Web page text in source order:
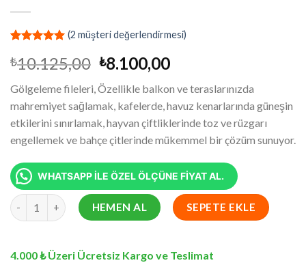
puanına
dayanarak
5 üzerinden
5.00puan
aldı
(2 müşteri değerlendirmesi)
₺10.125,00 Orijinal
fiyat:
₺10.125,00.
₺8.100,00Şu
fiyat:
₺8.100,00.
Gölgeleme fileleri, Özellikle balkon ve teraslarınızda
mahremiyet sağlamak, kafelerde, havuz kenarlarında güneşin
etkilerini sınırlamak, hayvan çiftliklerinde toz ve rüzgarı
engellemek ve bahçe çitlerinde mükemmel bir çözüm sunuyor.
WHATSAPP İLE ÖZEL ÖLÇÜNE FİYAT AL.
1x90 Metre Gölgelik File Yüzde 95 Lik Şeritli Halkalı - Krem
HEMEN AL SEPETE EKLE
4.000 ₺ Üzeri Ücretsiz Kargo ve Teslimat